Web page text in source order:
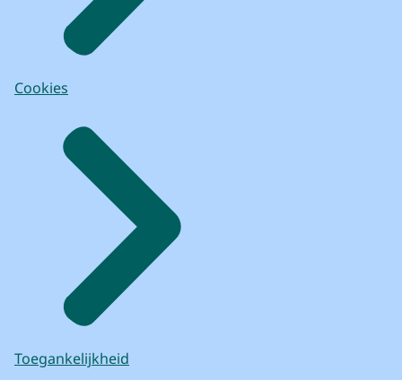
Cookies
Toegankelijkheid